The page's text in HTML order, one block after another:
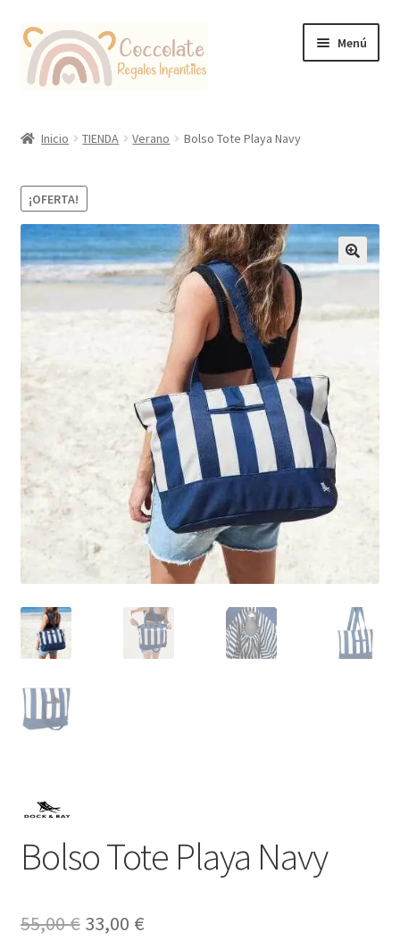
Ir
la
Ir
contenido
Menú
Inicio TIENDA Verano Bolso Tote Playa Navy
¡OFERTA!
🔍
Bolso Tote Playa Navy
55,00€ El
33,00 €El